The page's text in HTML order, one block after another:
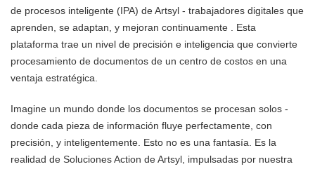
de procesos inteligente (IPA) de Artsyl - trabajadores digitales que
aprenden, se adaptan, y mejoran continuamente . Esta
plataforma trae un nivel de precisión e inteligencia que convierte
procesamiento de documentos de un centro de costos en una
ventaja estratégica.
Imagine un mundo donde los documentos se procesan solos -
donde cada pieza de información fluye perfectamente, con
precisión, y inteligentemente. Esto no es una fantasía. Es la
realidad de Soluciones Action de Artsyl, impulsadas por nuestra